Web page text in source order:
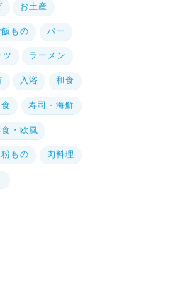
お土産
飯もの バー
ツ ラーメン
入浴 和食
寿司・海鮮
・欧風
粉もの 肉料理